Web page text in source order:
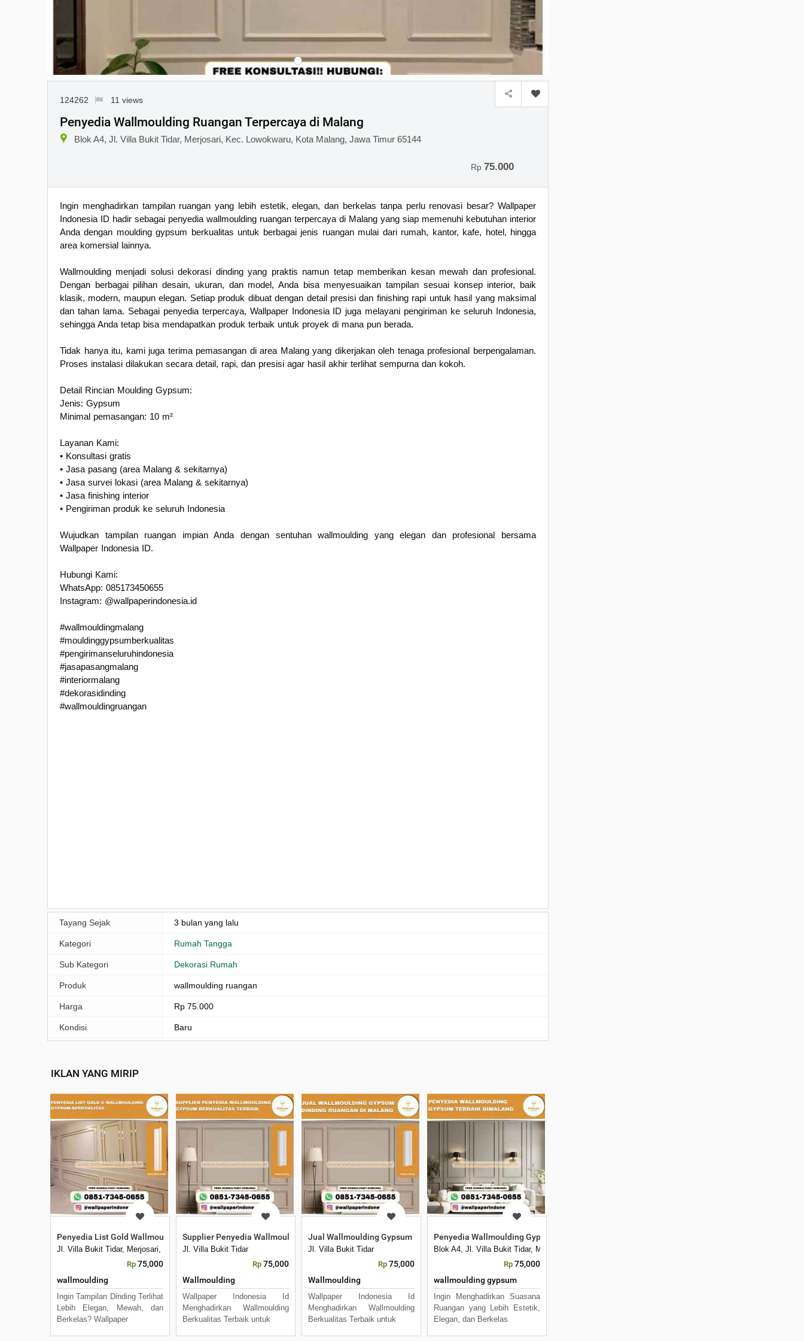
124262 11 views
Penyedia Wallmoulding Ruangan Terpercaya di Malang
Blok A4, Jl. Villa Bukit Tidar, Merjosari, Kec. Lowokwaru, Kota Malang, Jawa Timur 65144
Rp 75.000
Ingin menghadirkan tampilan ruangan yang lebih estetik, elegan, dan berkelas tanpa perlu renovasi besar? Wallpaper
Indonesia ID hadir sebagai penyedia wallmoulding ruangan terpercaya di Malang yang siap memenuhi kebutuhan interior
Anda dengan moulding gypsum berkualitas untuk berbagai jenis ruangan mulai dari rumah, kantor, kafe, hotel, hingga
area komersial lainnya.
Wallmoulding menjadi solusi dekorasi dinding yang praktis namun tetap memberikan kesan mewah dan profesional.
Dengan berbagai pilihan desain, ukuran, dan model, Anda bisa menyesuaikan tampilan sesuai konsep interior, baik
klasik, modern, maupun elegan. Setiap produk dibuat dengan detail presisi dan finishing rapi untuk hasil yang maksimal
dan tahan lama. Sebagai penyedia terpercaya, Wallpaper Indonesia ID juga melayani pengiriman ke seluruh Indonesia,
sehingga Anda tetap bisa mendapatkan produk terbaik untuk proyek di mana pun berada.
Tidak hanya itu, kami juga terima pemasangan di area Malang yang dikerjakan oleh tenaga profesional berpengalaman.
Proses instalasi dilakukan secara detail, rapi, dan presisi agar hasil akhir terlihat sempurna dan kokoh.
Detail Rincian Moulding Gypsum:
Jenis: Gypsum
Minimal pemasangan: 10 m²
Layanan Kami:
• Konsultasi gratis
• Jasa pasang (area Malang & sekitarnya)
• Jasa survei lokasi (area Malang & sekitarnya)
• Jasa finishing interior
• Pengiriman produk ke seluruh Indonesia
Wujudkan tampilan ruangan impian Anda dengan sentuhan wallmoulding yang elegan dan profesional bersama
Wallpaper Indonesia ID.
Hubungi Kami:
WhatsApp: 085173450655
Instagram: @wallpaperindonesia.id
#wallmouldingmalang
#mouldinggypsumberkualitas
#pengirimanseluruhindonesia
#jasapasangmalang
#interiormalang
#dekorasidinding
#wallmouldingruangan
Tayang Sejak 3 bulan yang lalu
Kategori Rumah Tangga
Sub Kategori Dekorasi Rumah
Produk wallmoulding ruangan
Harga Rp 75.000
Kondisi Baru
IKLAN YANG MIRIP
Penyedia List Gold Wallmoulding Gypsum Berkualitas
Jl. Villa Bukit Tidar, Merjosari, Kec. Lowokwaru, Kota Malang, Jawa Timur 65144
Rp 75,000
wallmoulding
Ingin Tampilan Dinding Terlihat
Lebih Elegan, Mewah, dan
Berkelas? Wallpaper
Supplier Penyedia Wallmoulding Gypsum Berkualitas Terbaik
Jl. Villa Bukit Tidar
Rp 75,000
Wallmoulding
Wallpaper Indonesia Id
Menghadirkan Wallmoulding
Berkualitas Terbaik untuk
Jual Wallmoulding Gypsum Dinding Ruangan di Malang
Jl. Villa Bukit Tidar
Rp 75,000
Wallmoulding
Wallpaper Indonesia Id
Menghadirkan Wallmoulding
Berkualitas Terbaik untuk
Penyedia Wallmoulding Gypsum Terbaik di Malang
Blok A4, Jl. Villa Bukit Tidar, Merjosari, Kec. Lowokwaru, Kota Malang, Jawa Timur 65144
Rp 75,000
wallmoulding gypsum
Ingin Menghadirkan Suasana
Ruangan yang Lebih Estetik,
Elegan, dan Berkelas